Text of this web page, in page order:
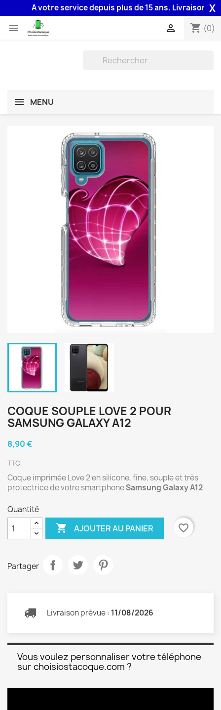
A votre service depuis plus de 15 ans. Livraison 48HX
 shopping_cart (0)

MENU
COQUE SOUPLE LOVE 2 POUR
SAMSUNG GALAXY A12
8,90 €
TTC
Coque imprimée Love 2 en silicone, fine, souple et très
protectrice de votre smartphoneSamsung Galaxy A12
Quantité
 AJOUTER AU PANIER favorite_border
Partager
Livraison prévue : 11/08/2026
Vous voulez personnaliser votre téléphone
sur choisiostacoque.com ?